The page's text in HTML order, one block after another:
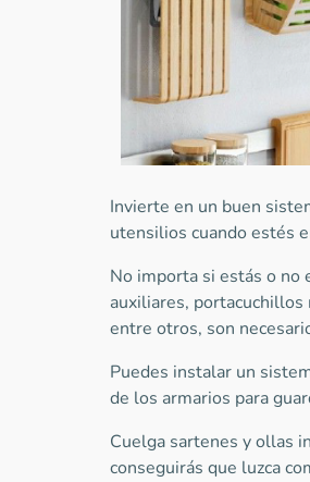
Invierte en un buen
utensilios cuando estés
No importa si estás o no
auxiliares,
entre otros, son
Puedes instalar un
de los armarios para
Cuelga sartenes y ollas
conseguirás que luzca